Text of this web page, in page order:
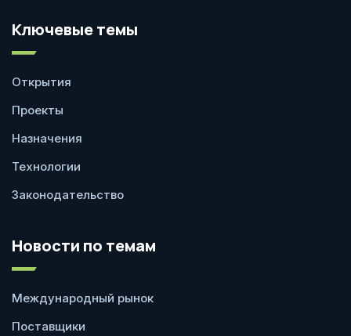
Ключевые темы
Открытия
Проекты
Назначения
Технологии
Законодательство
Новости по темам
Международный рынок
Поставщики